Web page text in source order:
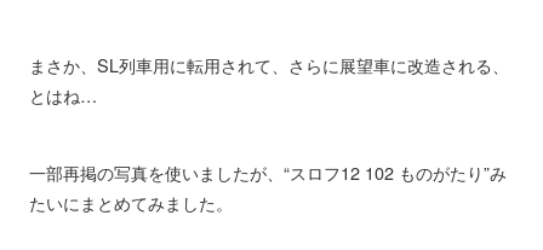
まさか、SL列車用に転用されて、さらに展望車に改造される、
とはね…
一部再掲の写真を使いましたが、“スロフ12 102 ものがたり”み
たいにまとめてみました。